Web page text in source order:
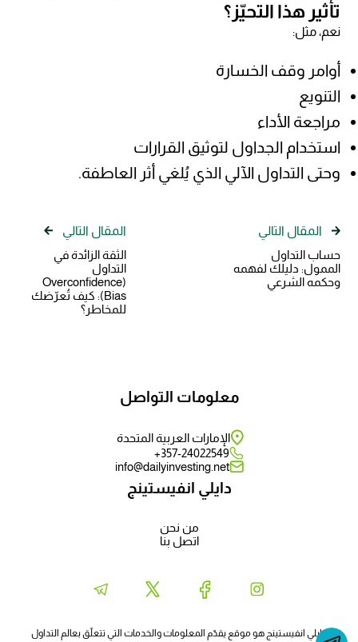
تأثير هذا التحيّز؟
نعم، مثل:
أوامر وقف الخسارة
التنويع
مراجعة الأداء
استخدام الجداول لتوثيق القرارات
وحتى التداول الآلي الذي يُلغي أثر العاطفة.
المقال التالي
حساب التداول
الممول: دليلك لفهمه
وحكمه الشرعي
المقال التالي
الثقة الزائدة في
التداول
(Overconfidence
Bias): كيف تُعرّضك
للمخاطر؟
دايلي انفيستينج
من نحن
اتصل بنا
معلومات التواصل
الإمارات العربية المتحدة
357-24022549+
info@dailyinvesting.net
دايلي انفيستينج هو موقع يقدّم المعلومات والخدمات التي تتعلّق بعالم التداول